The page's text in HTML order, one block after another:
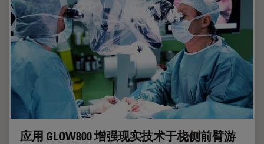
应用 GLOW800 增强现实技术于桡侧前臂游